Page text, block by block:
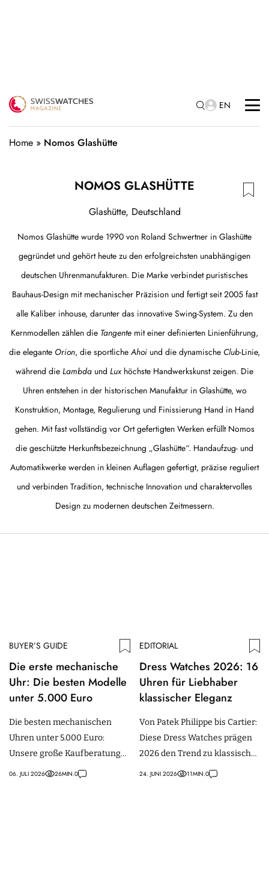
EN
Home » Nomos Glashütte
NOMOS GLASHÜTTE
Glashütte, Deutschland
Nomos Glashütte wurde 1990 von Roland Schwertner in Glashütte
gegründet und gehört heute zu den erfolgreichsten unabhängigen
deutschen Uhrenmanufakturen. Die Marke verbindet puristisches
Bauhaus-Design mit mechanischer Präzision und fertigt seit 2005 fast
alle Kaliber inhouse, darunter das innovative Swing-System. Zu den
Kernmodellen zählen die Tangente mit einer definierten Linienführung,
die elegante Orion, die sportlicheAhoi und die dynamische Club-Linie,
während die Lambda und Lux höchste Handwerkskunst zeigen. Die
Uhren entstehen in der historischen Manufaktur in Glashütte, wo
Konstruktion, Montage, Regulierung und Finissierung Hand in Hand
gehen. Mit fast vollständig vor Ort gefertigten Werken erfüllt Nomos
die geschützte Herkunftsbezeichnung „Glashütte“. Handaufzug- und
Automatikwerke werden in kleinen Auflagen gefertigt, präzise reguliert
und verbinden Tradition, technische Innovation und charaktervolles
Design zu modernen deutschen Zeitmessern.
BUYER’S GUIDE
Die erste mechanische
Uhr: Die besten Modelle
unter 5.000 Euro
Die besten mechanischen
Uhren unter 5.000 Euro:
Unsere große Kaufberatung
für Einsteiger mit Modellen
06. JULI 2026 26MIN.0
EDITORIAL
Dress Watches 2026: 16
Uhren für Liebhaber
klassischer Eleganz
Von Patek Philippe bis Cartier:
Diese Dress Watches prägen
2026 den Trend zu klassischer
Eleganz, Vintage-Codes und
24. JUNI 2026 11MIN.0